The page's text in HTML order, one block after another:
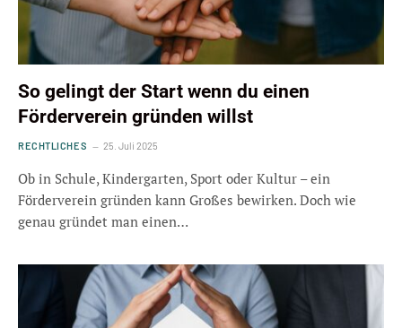
So gelingt der Start wenn du einen
Förderverein gründen willst
RECHTLICHES 25. Juli 2025
Ob in Schule, Kindergarten, Sport oder Kultur – ein
Förderverein gründen kann Großes bewirken. Doch wie
genau gründet man einen…